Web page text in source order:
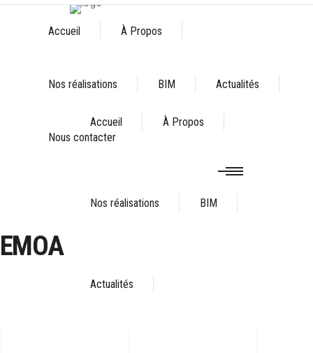
Accueil À Propos
Nos réalisations BIM
Actualités
Accueil À Propos
Nos réalisations BIM Actualités
Nous contacter
EMOA